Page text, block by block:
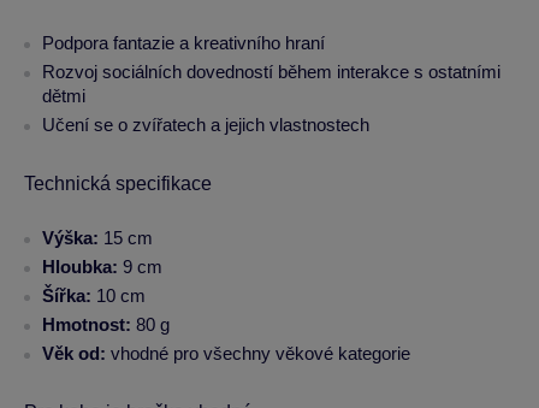
Podpora fantazie a kreativního hraní
Rozvoj sociálních dovedností během interakce s ostatními
dětmi
Učení se o zvířatech a jejich vlastnostech
Technická specifikace
Výška: 15 cm
Hloubka: 9 cm
Šířka: 10 cm
Hmotnost: 80 g
Věk od: vhodné pro všechny věkové kategorie